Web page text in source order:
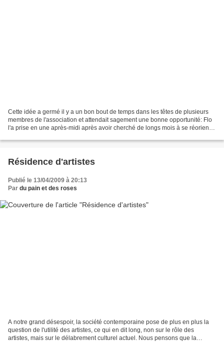
Cette idée a germé il y a un bon bout de temps dans les têtes de plusieurs
membres de l'association et attendait sagement une bonne opportunité: Flo
l'a prise en une après-midi après avoir cherché de longs mois à se réorienter
Résidence d'artistes
Publié le 13/04/2009 à 20:13
Par du pain et des roses
A notre grand désespoir, la société contemporaine pose de plus en plus la
question de l'utilité des artistes, ce qui en dit long, non sur le rôle des
artistes, mais sur le délabrement culturel actuel. Nous pensons que la